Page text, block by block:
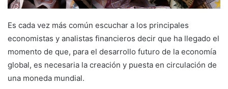
Es cada vez más común escuchar a los principales
economistas y analistas financieros decir que ha llegado el
momento de que, para el desarrollo futuro de la economía
global, es necesaria la creación y puesta en circulación de
una moneda mundial.